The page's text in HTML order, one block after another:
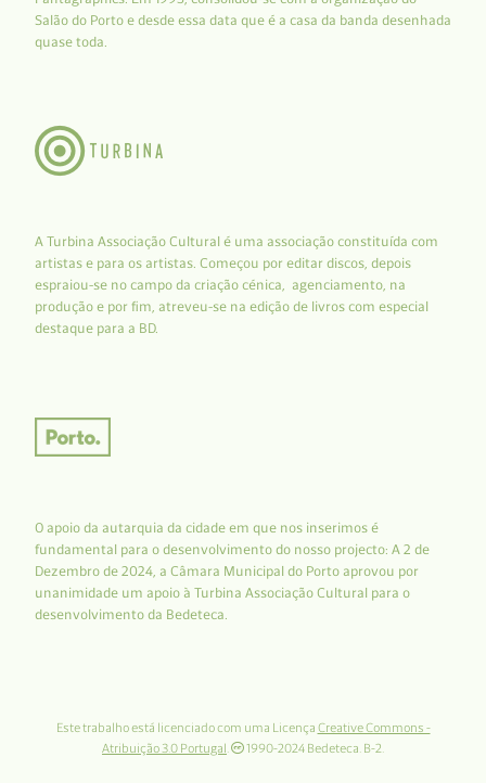
Salão do Porto e desde essa data que é a casa da banda desenhada
quase toda.
A Turbina Associação Cultural é uma associação constituída com
artistas e para os artistas. Começou por editar discos, depois
espraiou-se no campo da criação cénica, agenciamento, na
produção e por fim, atreveu-se na edição de livros com especial
destaque para a BD.
O apoio da autarquia da cidade em que nos inserimos é
fundamental para o desenvolvimento do nosso projecto: A 2 de
Dezembro de 2024, a Câmara Municipal do Porto aprovou por
unanimidade um apoio à Turbina Associação Cultural para o
desenvolvimento da Bedeteca.
Este trabalho está licenciado com uma Licença Creative Commons -
Atribuição 3.0 Portugal. 1990-2024 Bedeteca. B-2.